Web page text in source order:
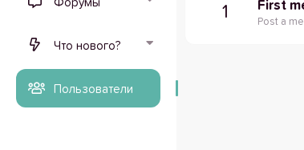
Форумы
Что нового?
Пользователи
1 First
Post a